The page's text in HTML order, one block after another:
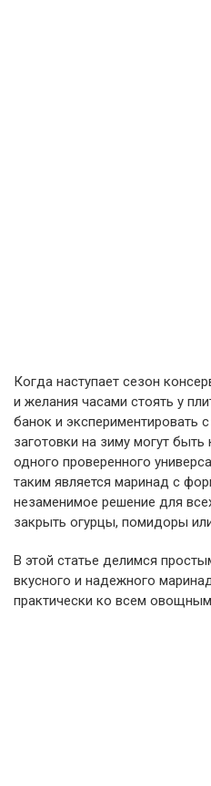
Когда наступает сезон
и желания часами стоять у
банок и экспериментировать
заготовки на зиму могут
одного проверенного
таким является маринад с
незаменимое решение для
закрыть огурцы, помидоры
В этой статье делимся
вкусного и надежного
практически ко всем